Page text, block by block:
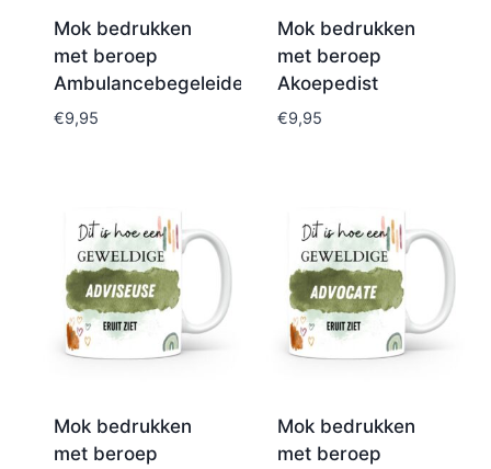
Mok bedrukken
met beroep
Ambulancebegeleider
€9,95
Mok bedrukken
met beroep
Akoepedist
€9,95
Mok bedrukken
met beroep
Mok bedrukken
met beroep